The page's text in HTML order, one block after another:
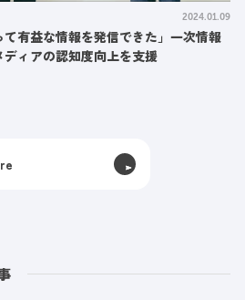
2024.01.09
て有益な情報を発信できた」一次情報
ィアの認知度向上を支援